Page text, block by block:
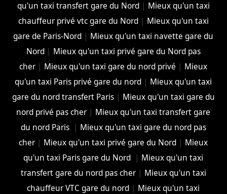
qu'un taxi transfert gare du Nord| Mieux qu'un taxi
chauffeur privé vtc gare du Nord| Mieux qu'un taxi
gare de Paris-Nord | Mieux qu'un taxi navette gare du
Nord| Mieux qu'un taxi privé gare du Nord pas
cher | Mieux qu'un taxi gare du nord privé | Mieux
qu'un taxi Paris privé gare du nord | Mieux qu'un taxi
gare du nord transfert Paris| Mieux qu'un taxi gare du
nord privé pas cher | Mieux qu'un taxi transfert gare
du nord Paris | Mieux qu'un taxi gare du nord pas
cher | Mieux qu'un taxi privé gare du Nord | Mieux
qu'un taxi Paris gare du Nord | Mieux qu'un taxi
transfert gare du nord pas cher| Mieux qu'un taxi
chauffeur VTC gare du nord | Mieux qu'un taxi